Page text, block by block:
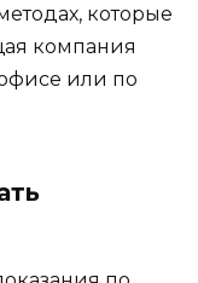
которые
компания
или по